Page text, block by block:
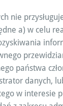
nie
a) w celu
państwa
danych,
w interesie